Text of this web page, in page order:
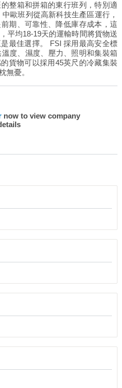
整箱和拼箱的東行班列，特別適
歐班列從高新科技生產區運行，
期、可靠性、降低庫存成本，這
平均18-19天的運輸時間將貨物送
最佳選擇。 FSI 採用最高安全標
度、濕度、壓力、照明和集裝箱
貨物可以採用45英尺的冷藏集裝
無憂。
now to view company